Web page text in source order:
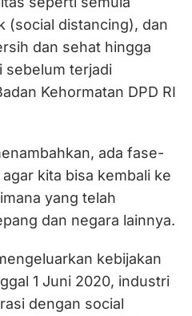
(social distancing), dan
dan sehat hingga
sebelum terjadi
Kehormatan DPD RI
ada fase-
kita bisa kembali ke
yang telah
dan negara lainnya.
kebijakan
1 Juni 2020, industri
dengan social